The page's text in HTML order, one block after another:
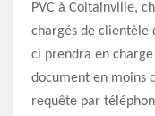
PVC à Coltainville,
chargés de clientèle
ci prendra en
document en moins
requête par